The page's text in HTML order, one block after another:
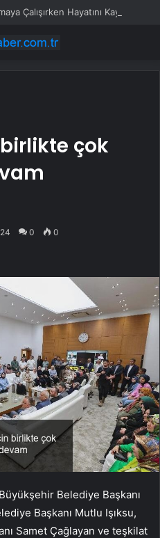
çok
0 0
Belediye Başkanı
Başkanı Mutlu Işıksu,
Samet Çağlayan ve teşkilat